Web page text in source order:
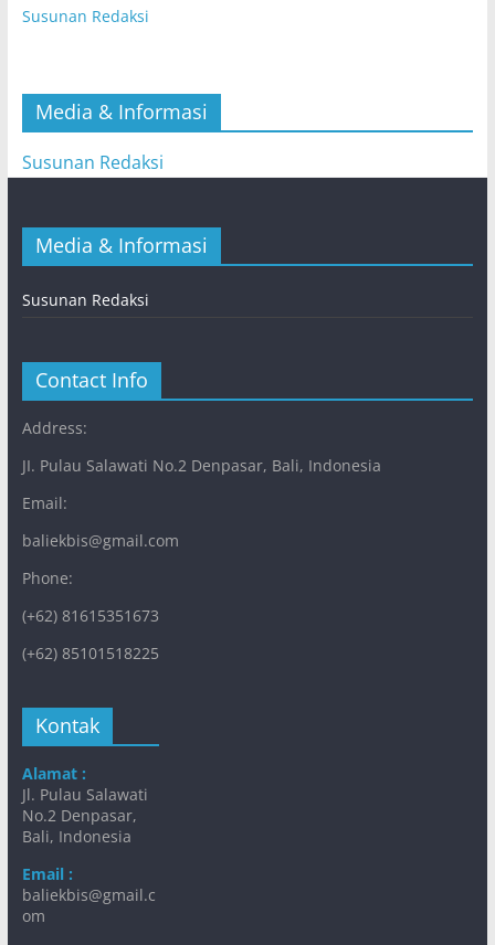
Susunan Redaksi
Media & Informasi
Susunan Redaksi
Media & Informasi
Susunan Redaksi
Contact Info
Address:
JI. Pulau Salawati No.2 Denpasar, Bali, Indonesia
Email:
baliekbis@gmail.com
Phone:
(+62) 81615351673
(+62) 85101518225
Kontak
Alamat :
Jl. Pulau Salawati
No.2 Denpasar,
Bali, Indonesia
Email :
baliekbis@gmail.c
om